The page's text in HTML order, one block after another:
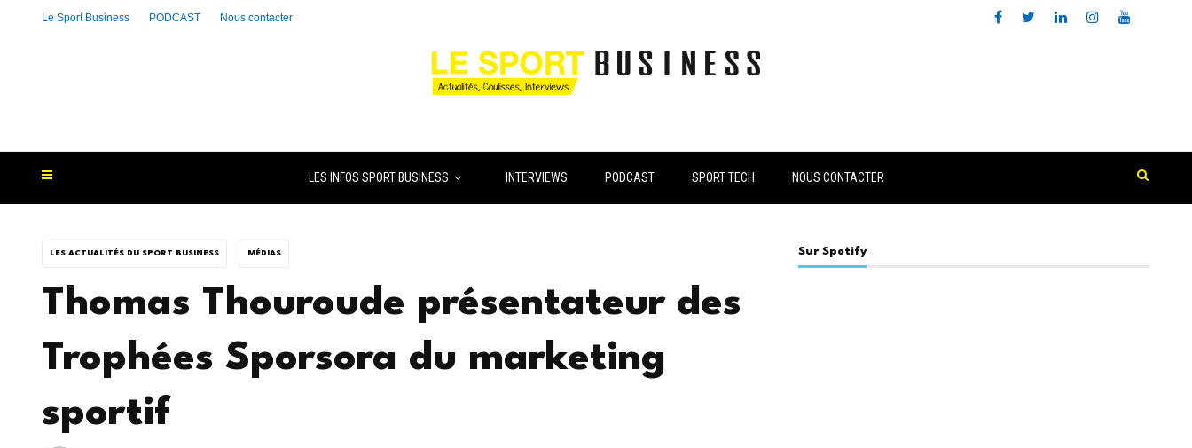
LES INFOS SPORT BUSINESS INTERVIEWS PODCAST SPORT TECH NOUS CONTACTER
Le Sport Business PODCAST Nous contacter
LES ACTUALITÉS DU SPORT BUSINESS MÉDIAS
Thomas Thouroude présentateur des
Trophées Sporsora du marketing
sportif
Sur Spotify